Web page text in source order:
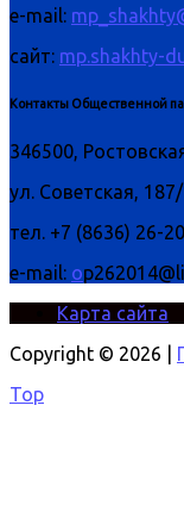
e-mail:
сайт: mp.shakhty-
Контакты Общественной
346500,
ул. Советская,
тел. +7 (8636) 26-
e-mail: o
Карта сайта
Copyright © 2026 |
Top